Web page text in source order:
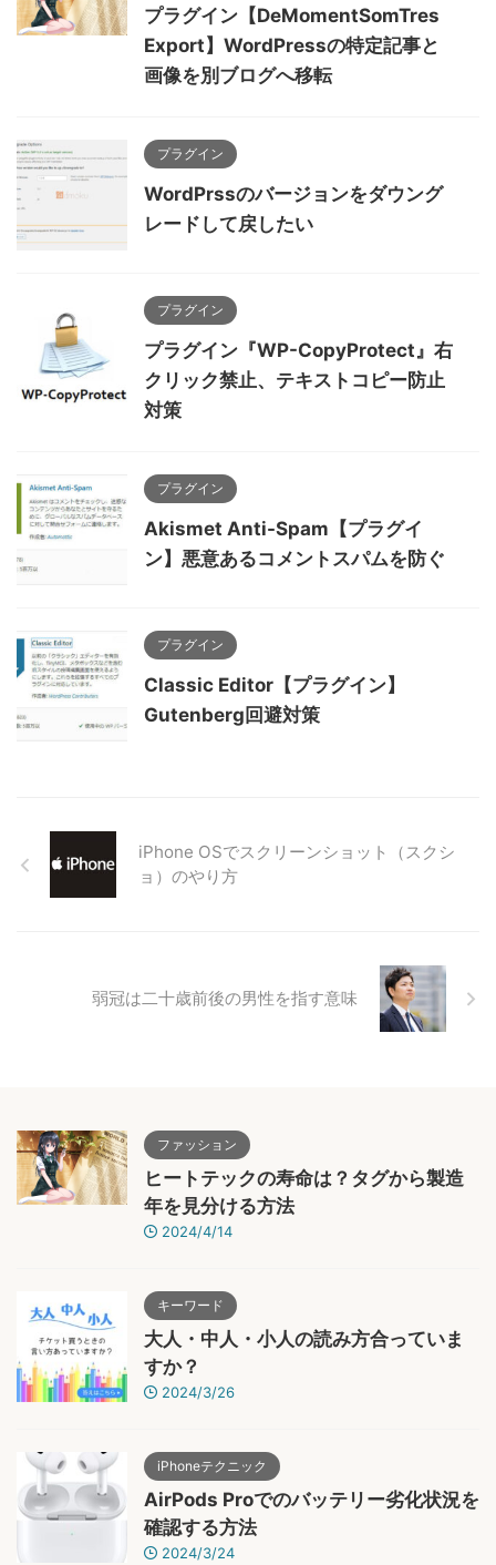
プラグイン【DeMomentSomTres
Export】WordPressの特定記事と
画像を別ブログへ移転
プラグイン
WordPrssのバージョンをダウング
レードして戻したい
プラグイン
プラグイン『WP-CopyProtect』右
クリック禁止、テキストコピー防止
対策
プラグイン
Akismet Anti-Spam【プラグイ
ン】悪意あるコメントスパムを防ぐ
プラグイン
Classic Editor【プラグイン】
Gutenberg回避対策
iPhone OSでスクリーンショット（スクシ
ョ）のやり方
弱冠は二十歳前後の男性を指す意味
ファッション
ヒートテックの寿命は？タグから製造
年を見分ける方法
2024/4/14
キーワード
大人・中人・小人の読み方合っていま
すか？
2024/3/26
iPhoneテクニック
AirPods Proでのバッテリー劣化状況を
確認する方法
2024/3/24